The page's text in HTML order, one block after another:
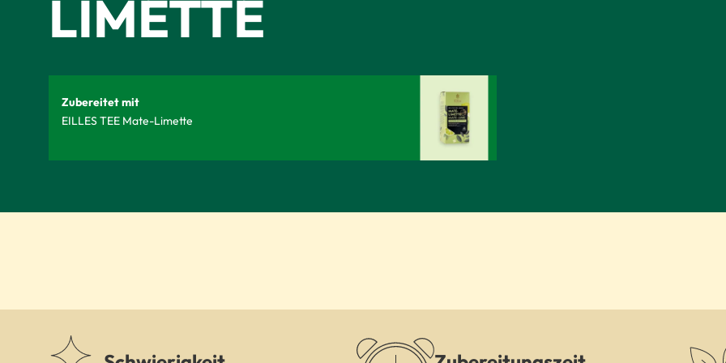
IMETTE
Zubereitet mit
EILLES TEE Mate-Limette